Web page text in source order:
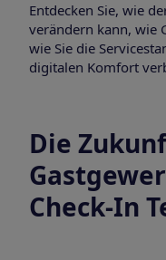
Entdecken Sie, wie
verändern kann, wie
wie Sie die
digitalen Komfort
Die
Check-In